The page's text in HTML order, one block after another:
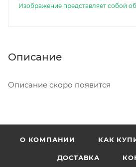
Изображение представляет собой
Описание
Описание скоро появится
О КОМПАНИИ КАК
ДОСТАВКА